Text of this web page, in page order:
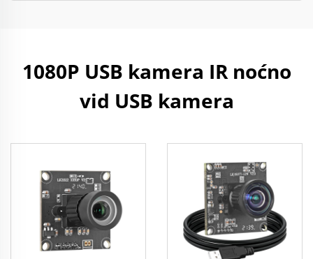
1080P USB kamera IR noćno
vid USB kamera